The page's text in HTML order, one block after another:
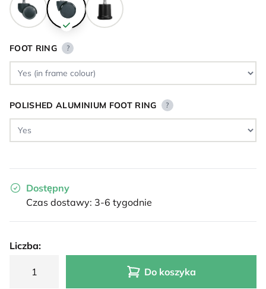
FOOT RING ?
POLISHED ALUMINIUM FOOT RING ?
Dostępny
Czas dostawy: 3-6 tygodnie
Liczba:
Do koszyka